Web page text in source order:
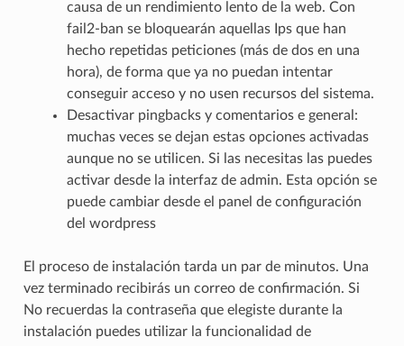
causa de un rendimiento lento de la web. Con
fail2-ban se bloquearán aquellas Ips que han
hecho repetidas peticiones (más de dos en una
hora), de forma que ya no puedan intentar
conseguir acceso y no usen recursos del sistema.
Desactivar pingbacks y comentarios e general:
muchas veces se dejan estas opciones activadas
aunque no se utilicen. Si las necesitas las puedes
activar desde la interfaz de admin. Esta opción se
puede cambiar desde el panel de configuración
del wordpress
El proceso de instalación tarda un par de minutos. Una
vez terminado recibirás un correo de confirmación. Si
No recuerdas la contraseña que elegiste durante la
instalación puedes utilizar la funcionalidad de